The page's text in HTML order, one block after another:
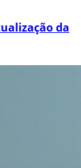
da